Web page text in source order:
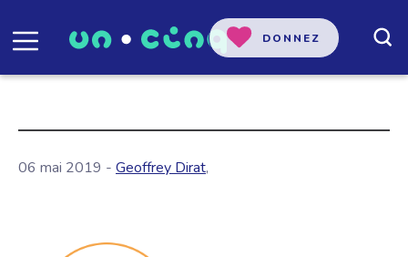
DONNEZ
06 mai 2019 - Geoffrey Dirat,